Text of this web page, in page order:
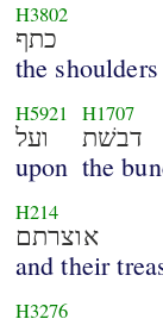
H3802
כתף
the shoulders
H5921
ועל
upon
H1707
דבשׁת
the
H214
אוצרתם
and their
H3276